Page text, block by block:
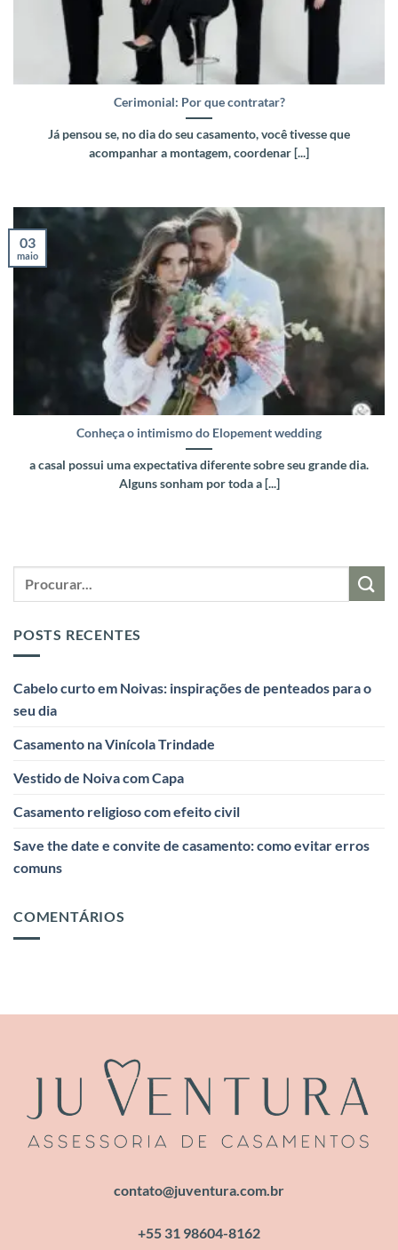
Cerimonial: Por que contratar?
Já pensou se, no dia do seu casamento, você tivesse que
acompanhar a montagem, coordenar [...]
Conheça o intimismo do Elopement wedding
a casal possui uma expectativa diferente sobre seu grande dia.
Alguns sonham por toda a [...]
03
maio
POSTS RECENTES
Cabelo curto em Noivas: inspirações de penteados para o
seu dia
Casamento na Vinícola Trindade
Vestido de Noiva com Capa
Casamento religioso com efeito civil
Save the date e convite de casamento: como evitar erros
comuns
COMENTÁRIOS
contato@juventura.com.br
+55 31 98604-8162